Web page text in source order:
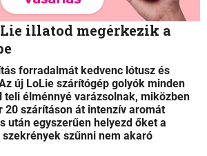
illatod megérkezik a
forradalmát kedvenc lótusz és
új LoLie szárítógép golyók minden
élménnyé varázsolnak, miközben
20 szárításon át intenzív aromát
után egyszerűen helyezd őket a
szűnni nem akaró